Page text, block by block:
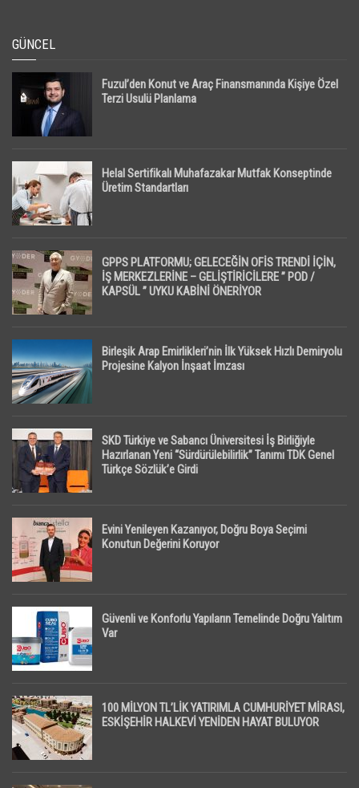
GÜNCEL
Fuzul’den Konut ve Araç Finansmanında Kişiye Özel
Terzi Usulü Planlama
Helal Sertifikalı Muhafazakar Mutfak Konseptinde
Üretim Standartları
GPPS PLATFORMU; GELECEĞİN OFİS TRENDİ İÇİN,
İŞ MERKEZLERİNE – GELİŞTİRİCİLERE ” POD /
KAPSÜL ” UYKU KABİNİ ÖNERİYOR
Birleşik Arap Emirlikleri’nin İlk Yüksek Hızlı Demiryolu
Projesine Kalyon İnşaat İmzası
SKD Türkiye ve Sabancı Üniversitesi İş Birliğiyle
Hazırlanan Yeni “Sürdürülebilirlik” Tanımı TDK Genel
Türkçe Sözlük’e Girdi
Evini Yenileyen Kazanıyor, Doğru Boya Seçimi
Konutun Değerini Koruyor
Güvenli ve Konforlu Yapıların Temelinde Doğru Yalıtım
Var
100 MİLYON TL’LİK YATIRIMLA CUMHURİYET MİRASI,
ESKİŞEHİR HALKEVİ YENİDEN HAYAT BULUYOR